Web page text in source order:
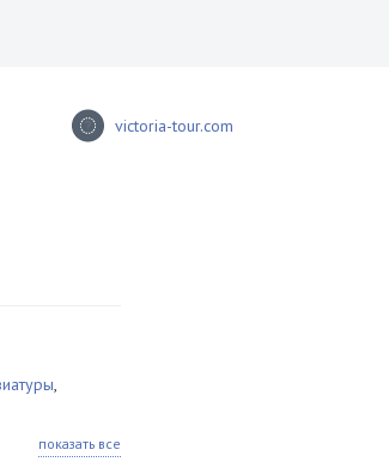
victoria-tour.com
,
показать все